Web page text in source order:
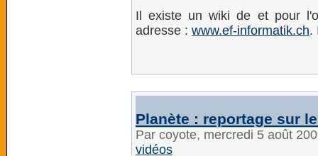
Il existe un wiki de et pour
adresse : www.ef-informatik.ch.
Planète : reportage sur
Par coyote, mercredi 5 août
vidéos